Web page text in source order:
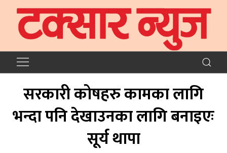
सरकारी कोषहरु कामका लागि
भन्दा पनि देखाउनका लागि बनाइएः
सूर्य थापा